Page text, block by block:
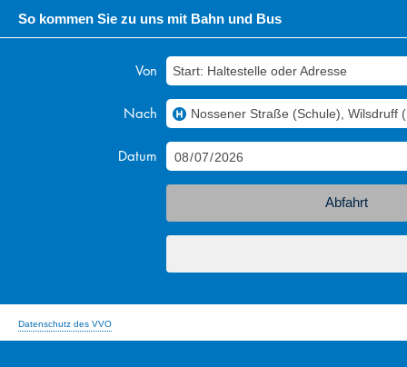
So kommen Sie zu uns mit Bahn und Bus
Von Start: Haltestelle oder Adresse
Nach Nossener Straße (Schule), Wilsdruff
Datum
Wechsel
Ankunft
Abfahrt
Abfahrt
Datenschutz des VVO